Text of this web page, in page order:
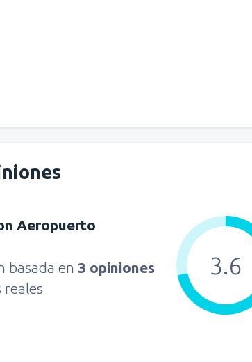
Aeropuerto
basada en 3 opiniones
reales
3.6